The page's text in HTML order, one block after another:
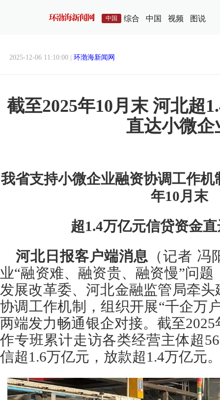
中国 综合 中国 视频 图说
2025-12-06 11:10:00 | 环渤海新闻网
截至2025年10月末 河北超
直达小微企
我省支持小微企业融资协调工作机
年10月末
超1.4万亿元信贷资金
河北日报客户端消息 （记者
业“融资难、融资贵、融资慢”问题
发展改革委、河北金融监管局牵
协调工作机制，组织开展“千企万
两端发力畅通银企对接。截至
作专班累计走访各类经营主体超
信超1.6万亿元，放款超1.4万亿元